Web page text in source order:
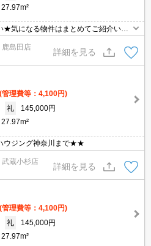
27.97m²
気になる物件はまとめてご紹介いた
お取り扱い可能です★ZOOMでのご
鹿島田店
詳細を見る
(管理費等：4,100円)
礼
145,000円
27.97m²
ウジング神奈川まで★★
武蔵小杉店
詳細を見る
(管理費等：4,100円)
礼
145,000円
27.97m²